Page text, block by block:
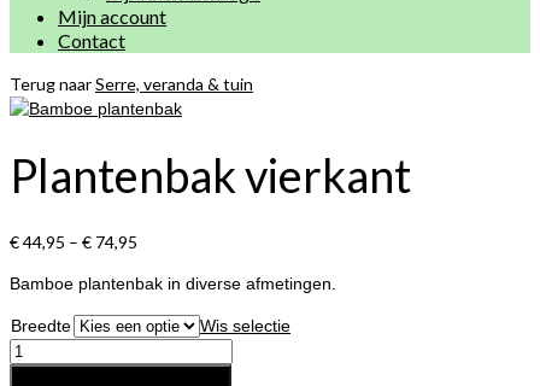
Mijn account
Contact
Terug naarSerre, veranda & tuin
Plantenbak vierkant
€44,95 – € 74,95
Bamboe plantenbak in diverse afmetingen.
Breedte
Wis selectie
Plantenbak